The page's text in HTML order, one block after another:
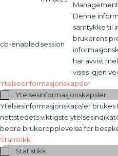
Management.
cb-enabled session
Denne
samtykke til
brukerens
har avvist
vises igjen
Ytelsesinformasjonskapsler
Ytelsesinformasjonskapsler
Ytelsesinformasjonskapsler brukes
nettstedets viktigste
bedre brukeropplevelse for
Statistikk
Statistikk